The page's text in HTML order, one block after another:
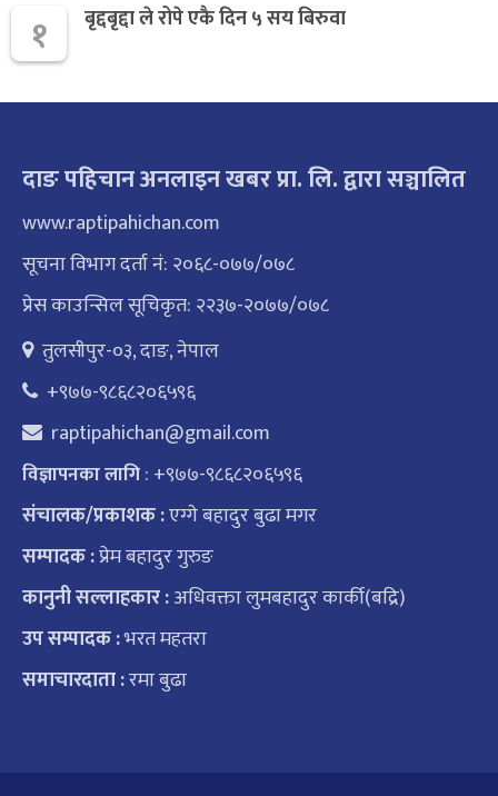
१
बृद्दबृद्दा ले रोपे एकै दिन ५ सय बिरुवा
दाङ पहिचान अनलाइन खबर प्रा. लि. द्वारा सञ्चालित
www.raptipahichan.com
सूचना विभाग दर्ता नं: २०६८-०७७/०७८
प्रेस काउन्सिल सूचिकृत: २२३७-२०७७/०७८
तुलसीपुर-०३, दाङ, नेपाल
+९७७-९८६८२०६५९६
raptipahichan@gmail.com
विज्ञापनका लागि: +९७७-९८६८२०६५९६
संचालक/प्रकाशक :एग्गे बहादुर बुढा मगर
सम्पादक :प्रेम बहादुर गुरुङ
कानुनी सल्लाहकार :अधिवक्ता लुमबहादुर कार्की(बद्रि)
उप सम्पादक :भरत महतरा
समाचारदाता :रमा बुढा